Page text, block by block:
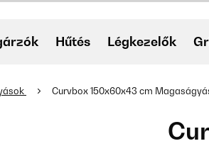
Hűtés Légkezelők
Curvbox 150x60x43 cm